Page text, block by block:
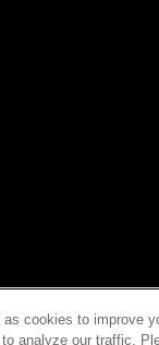
cookies to improve
analyze our traffic.